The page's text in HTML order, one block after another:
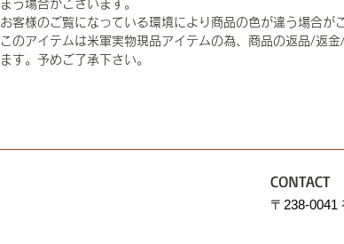
まう場合がございます。
お客様のご覧になっている環境により商品の色が違う場合が
このアイテムは米軍実物現品アイテムの為、商品の返品/返
ます。予めご了承下さい。
CONTACT
​〒238-0041